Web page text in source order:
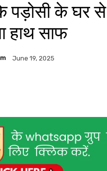
पड़ोसी के घर
हाथ साफ
June 19, 2025